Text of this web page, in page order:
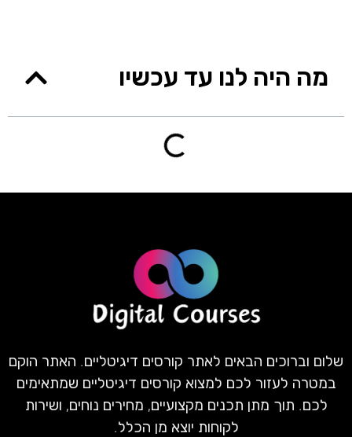
מה היה לנו עד עכשיו
שלום וברוכים הבאים לאתר קורסים דיגיטליים. האתר הוקם
במטרה לעזור לכם למצוא קורסים דיגיטליים שמתאימים
לכם. תוך מתן תכנים מקצועיים, מחירים נוחים, ושירות
לקוחות יוצא מן הכלל.